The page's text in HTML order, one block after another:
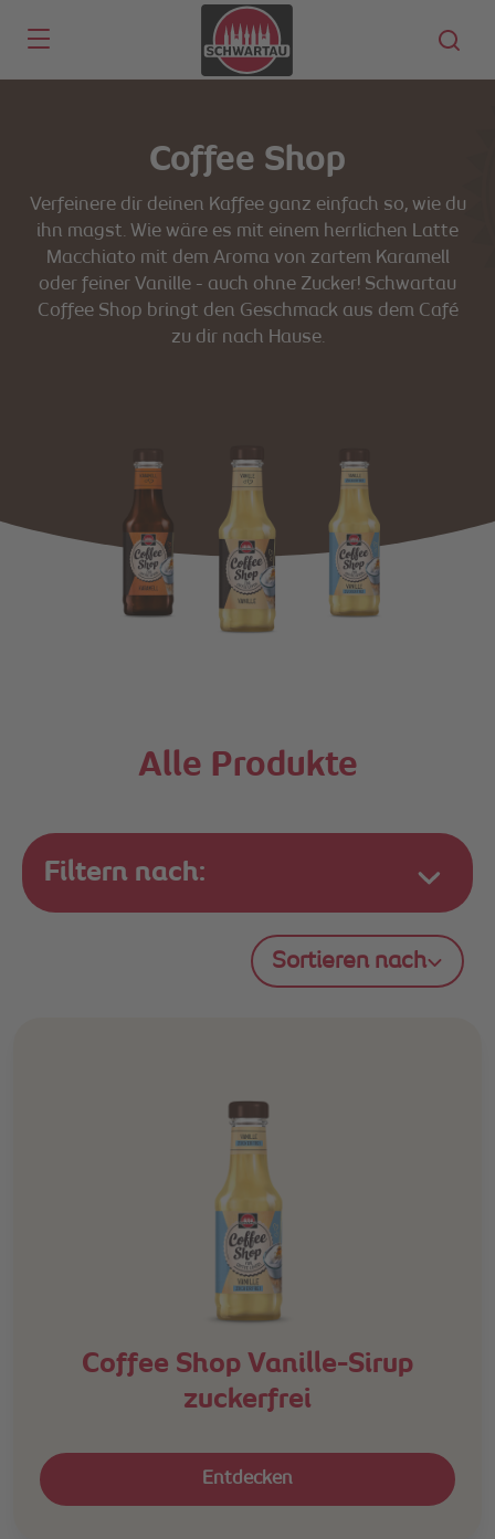
Coffee Shop
Verfeinere dir deinen Kaffee ganz einfach so, wie du
ihn magst. Wie wäre es mit einem herrlichen Latte
Macchiato mit dem Aroma von zartem Karamell
oder feiner Vanille - auch ohne Zucker! Schwartau
Coffee Shop bringt den Geschmack aus dem Café
zu dir nach Hause.
Alle Produkte
Filtern nach:
Sortieren nach
Coffee Shop Vanille-Sirup
zuckerfrei
Entdecken